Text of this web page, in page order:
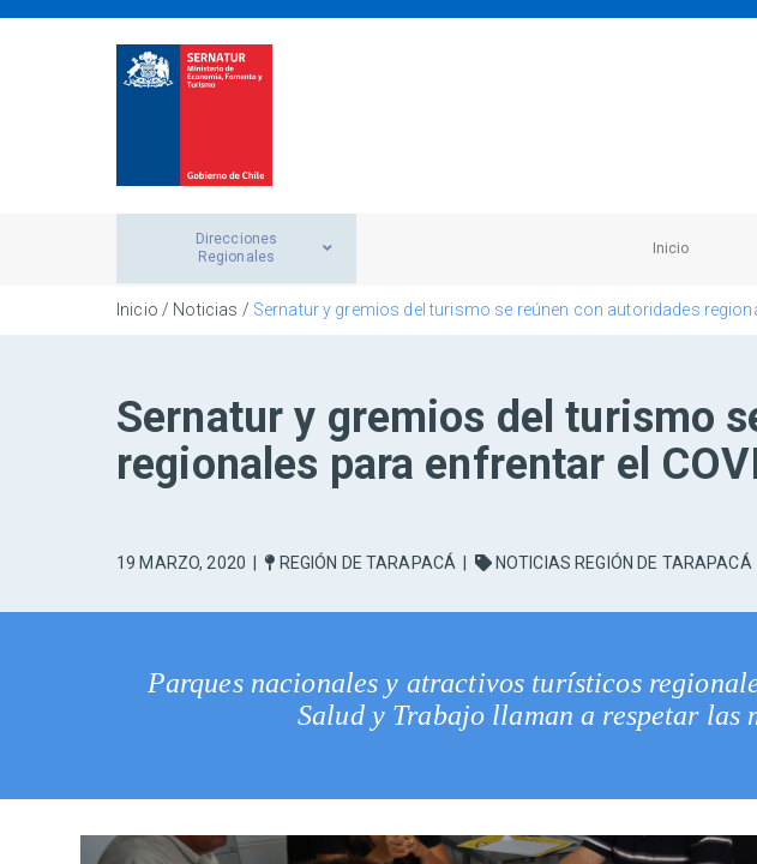
Direcciones
Regionales
Inicio
Inicio / Noticias / Sernatur y gremios del turismo se reúnen con autoridades
Sernatur y gremios del turismo
regionales para enfrentar el
19 MARZO, 2020 REGIÓN DE TARAPACÁ NOTICIAS REGIÓN DE TARAPACÁ
Parques nacionales y atractivos turísticos
Salud y Trabajo llaman a respetar las